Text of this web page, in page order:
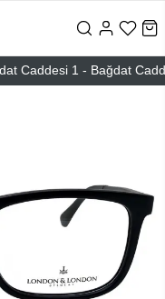
Caddesi 1 - Bağdat